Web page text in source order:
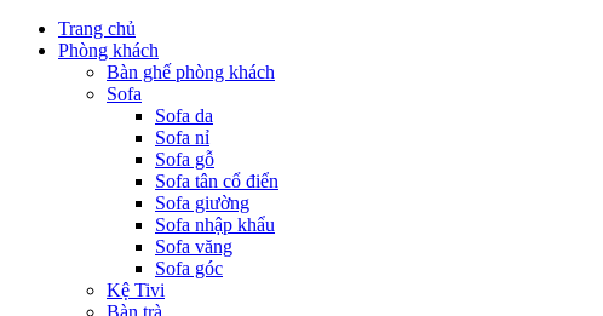
Trang chủ
Phòng khách
Bàn ghế phòng khách
Sofa
Sofa da
Sofa nỉ
Sofa gỗ
Sofa tân cổ điển
Sofa giường
Sofa nhập khẩu
Sofa văng
Sofa góc
Kệ Tivi